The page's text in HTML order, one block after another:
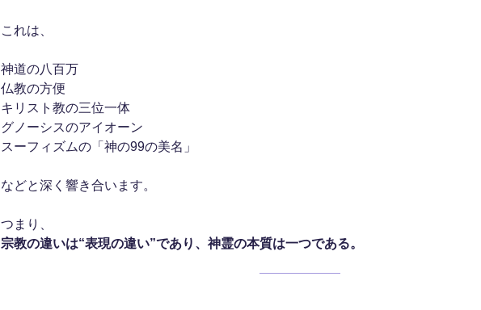
これは、
神道の八百万
仏教の方便
キリスト教の三位一体
グノーシスのアイオーン
スーフィズムの「神の99の美名」
などと深く響き合います。
つまり、
宗教の違いは“表現の違い”であり、神霊の本質は一つである。